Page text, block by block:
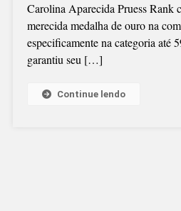
Carolina Aparecida Pruess Rank
merecida medalha de ouro na
especificamente na categoria até
garantiu seu […]
Continue lendo